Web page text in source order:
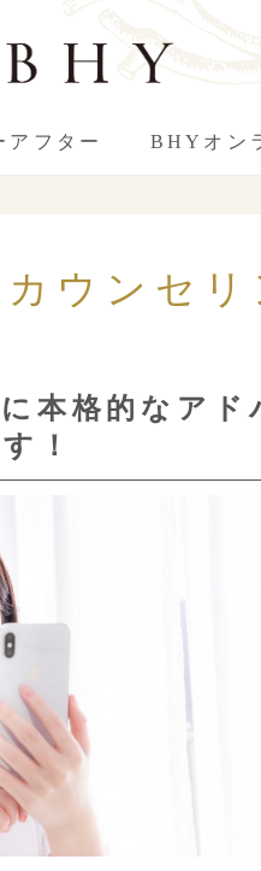
アフター BHYオン
ウンセリ
本格的なアド
！